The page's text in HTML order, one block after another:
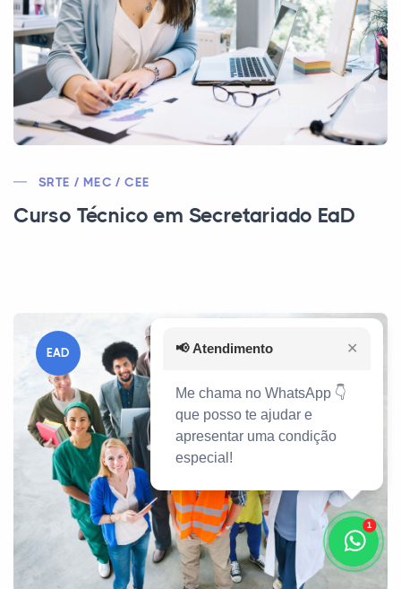
SRTE / MEC / CEE
Curso Técnico em Secretariado EaD
EAD
1
📢 Atendimento ✕
Me chama no WhatsApp 👇
que posso te ajudar e
apresentar uma condição
especial!